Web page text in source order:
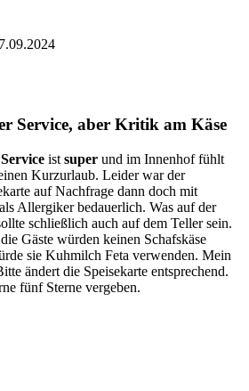
Service, aber Kritik am Käse
Service ist super und im Innenhof fühlt
Kurzurlaub. Leider war der
auf Nachfrage dann doch mit
Allergiker bedauerlich. Was auf der
schließlich auch auf dem Teller sein.
Gäste würden keinen Schafskäse
sie Kuhmilch Feta verwenden. Mein
ändert die Speisekarte entsprechend.
fünf Sterne vergeben.